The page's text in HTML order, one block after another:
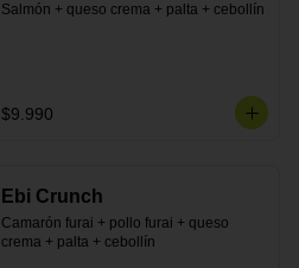
Salmón + queso crema + palta + cebollín
$9.990
Ebi Crunch
Camarón furai + pollo furai + queso
crema + palta + cebollín